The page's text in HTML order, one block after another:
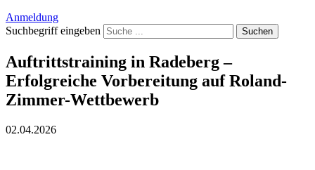
Anmeldung
Suchbegriff eingeben
Suchen
Auftrittstraining in Radeberg –
Erfolgreiche Vorbereitung auf Roland-
Zimmer-Wettbewerb
02.04.2026